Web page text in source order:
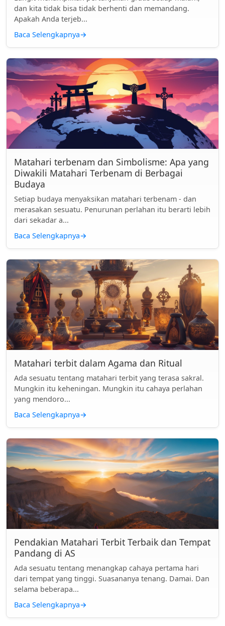
dan kita tidak bisa tidak berhenti dan memandang.
Apakah Anda terjeb...
Baca Selengkapnya→
Matahari terbenam dan Simbolisme: Apa yang
Diwakili Matahari Terbenam di Berbagai
Budaya
Setiap budaya menyaksikan matahari terbenam - dan
merasakan sesuatu. Penurunan perlahan itu berarti lebih
dari sekadar a...
Baca Selengkapnya→
Matahari terbit dalam Agama dan Ritual
Ada sesuatu tentang matahari terbit yang terasa sakral.
Mungkin itu keheningan. Mungkin itu cahaya perlahan
yang mendoro...
Baca Selengkapnya→
Pendakian Matahari Terbit Terbaik dan Tempat
Pandang di AS
Ada sesuatu tentang menangkap cahaya pertama hari
dari tempat yang tinggi. Suasananya tenang. Damai. Dan
selama beberapa...
Baca Selengkapnya→